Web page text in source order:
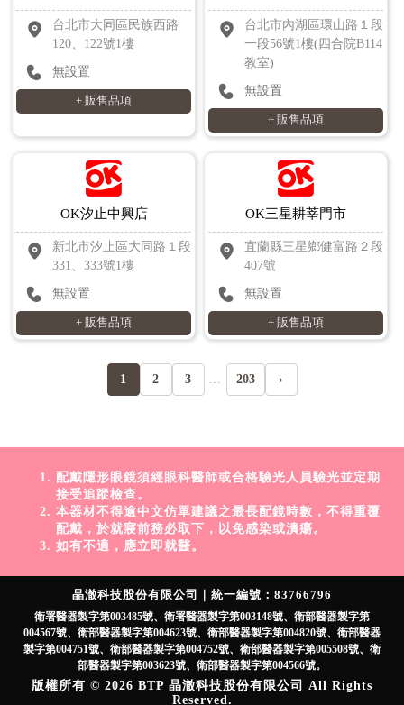
台北市大同區民族西路
120、122號1樓
無設置
+ 販售品項
台北市內湖區環山路１段
一段56號1樓(四合院B114
教室)
無設置
+ 販售品項
OK汐止中興店
新北市汐止區大同路１段
331、333號1樓
無設置
+ 販售品項
OK三星耕莘門市
宜蘭縣三星鄉健富路２段
407號
無設置
+ 販售品項
1 2 3 203 ›
配戴隱形眼鏡須經眼科醫師或合格驗光人員驗光並定期
接受追蹤檢查。
本器材不得逾中文仿單建議之最長配鏡時數，不得重覆
配戴，於就寢前務必取下，以免感染或潰瘍。
如有不適，應立即就醫。
晶澈科技股份有限公司｜統一編號：83766796
衛署醫器製字第003485號、衛署醫器製字第003148號、衛部醫器製字第
004567號、衛部醫器製字第004623號、衛部醫器製字第004820號、衛部醫器
製字第004751號、衛部醫器製字第004752號、衛部醫器製字第005508號、衛
部醫器製字第003623號、衛部醫器製字第004566號。
版權所有 © 2026 BTP 晶澈科技股份有限公司 All Rights
Reserved.